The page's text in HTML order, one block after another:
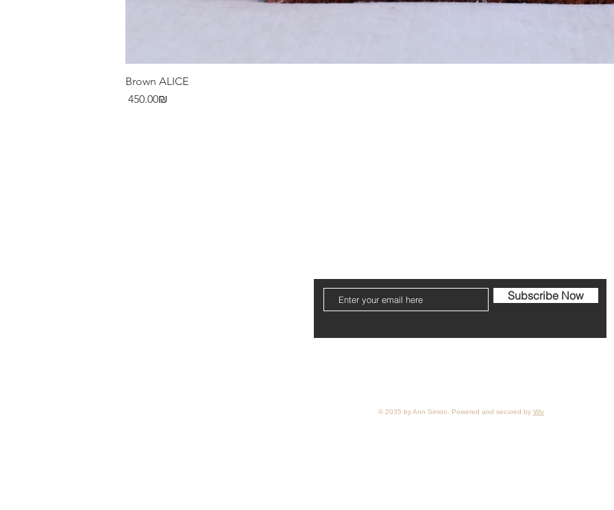
Brown ALICE
Price
‏450.00 ‏₪
Subscribe Now
© 2035 by Ann Simon. Powered and secured by Wix